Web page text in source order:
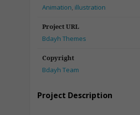
Animation illustration
Project URL
Bdayh Themes
Copyright
Bdayh Team
Project Description